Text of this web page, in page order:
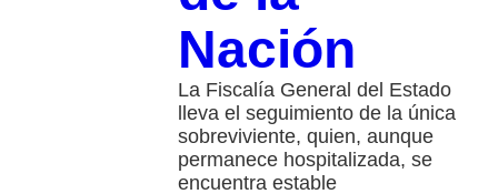
Nación
La Fiscalía General del Estado
lleva el seguimiento de la única
sobreviviente, quien, aunque
permanece hospitalizada, se
encuentra estable